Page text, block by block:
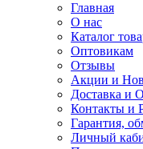
Главная
О нас
Каталог
Оптовикам
Отзывы
Акции и
Доставка и
Контакты и
Гарантия,
Личный